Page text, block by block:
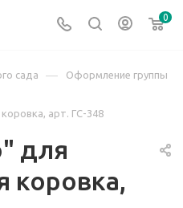
0
сада — Оформление группы
арт. ГС-348
для
коровка,